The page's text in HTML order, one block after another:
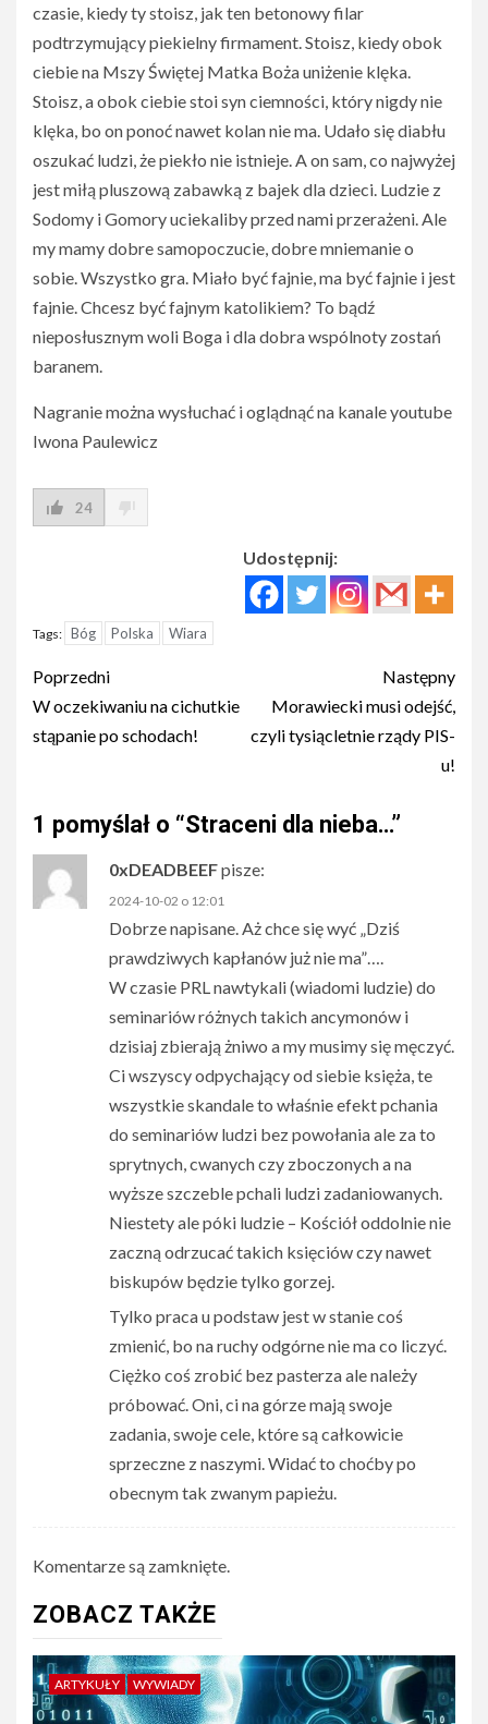
czasie, kiedy ty stoisz, jak ten betonowy filar
podtrzymujący piekielny firmament. Stoisz, kiedy obok
ciebie na Mszy Świętej Matka Boża uniżenie klęka.
Stoisz, a obok ciebie stoi syn ciemności, który nigdy nie
klęka, bo on ponoć nawet kolan nie ma. Udało się diabłu
oszukać ludzi, że piekło nie istnieje. A on sam, co najwyżej
jest miłą pluszową zabawką z bajek dla dzieci. Ludzie z
Sodomy i Gomory uciekaliby przed nami przerażeni. Ale
my mamy dobre samopoczucie, dobre mniemanie o
sobie. Wszystko gra. Miało być fajnie, ma być fajnie i jest
fajnie. Chcesz być fajnym katolikiem? To bądź
nieposłusznym woli Boga i dla dobra wspólnoty zostań
baranem.
Nagranie można wysłuchać i oglądnąć na kanale youtube
Iwona Paulewicz
24
Udostępnij:
Tags: Bóg Polska Wiara
Post
navigation
Poprzedni
W oczekiwaniu na cichutkie
stąpanie po schodach!
Następny
Morawiecki musi odejść,
czyli tysiącletnie rządy PIS-
u!
1 pomyślał o “Straceni dla nieba…”
0xDEADBEEFpisze:
2024-10-02 o 12:01
Dobrze napisane. Aż chce się wyć „Dziś
prawdziwych kapłanów już nie ma”….
W czasie PRL nawtykali (wiadomi ludzie) do
seminariów różnych takich ancymonów i
dzisiaj zbierają żniwo a my musimy się męczyć.
Ci wszyscy odpychający od siebie księża, te
wszystkie skandale to właśnie efekt pchania
do seminariów ludzi bez powołania ale za to
sprytnych, cwanych czy zboczonych a na
wyższe szczeble pchali ludzi zadaniowanych.
Niestety ale póki ludzie – Kościół oddolnie nie
zaczną odrzucać takich księciów czy nawet
biskupów będzie tylko gorzej.
Tylko praca u podstaw jest w stanie coś
zmienić, bo na ruchy odgórne nie ma co liczyć.
Ciężko coś zrobić bez pasterza ale należy
próbować. Oni, ci na górze mają swoje
zadania, swoje cele, które są całkowicie
sprzeczne z naszymi. Widać to choćby po
obecnym tak zwanym papieżu.
Komentarze są zamknięte.
ZOBACZ TAKŻE
ARTYKUŁY WYWIADY